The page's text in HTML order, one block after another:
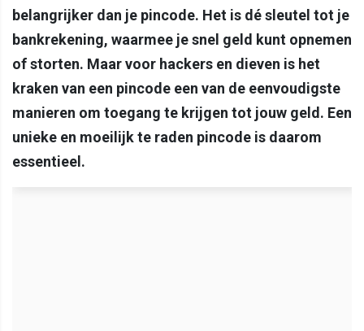
belangrijker dan je pincode. Het is dé sleutel tot je
bankrekening, waarmee je snel geld kunt opnemen
of storten. Maar voor hackers en dieven is het
kraken van een pincode een van de eenvoudigste
manieren om toegang te krijgen tot jouw geld. Een
unieke en moeilijk te raden pincode is daarom
essentieel.